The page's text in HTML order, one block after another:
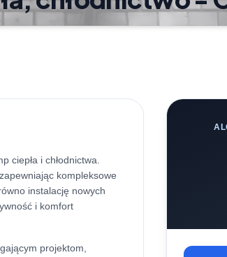
i chłodnictwa.
kompleksowe
instalację nowych
i komfort
projektom,